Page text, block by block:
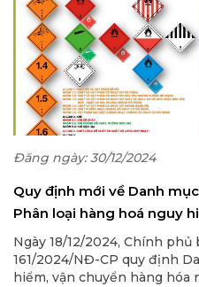
Đăng ngày: 30/12/2024
Quy định mới về Danh
Phân loại hàng hoá nguy
Giấy phép vận chuyển
Ngày 18/12/2024, Chính
161/2024/NĐ-CP quy định
hiểm, vận chuyển hàng